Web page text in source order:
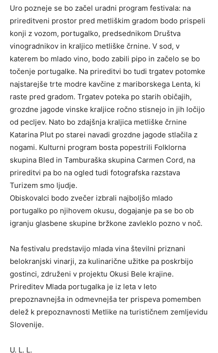
Uro pozneje se bo začel uradni program festivala: na
prireditveni prostor pred metliškim gradom bodo prispeli
konji z vozom, portugalko, predsednikom Društva
vinogradnikov in kraljico metliške črnine. V sod, v
katerem bo mlado vino, bodo zabili pipo in začelo se bo
točenje portugalke. Na prireditvi bo tudi trgatev potomke
najstarejše trte modre kavčine z mariborskega Lenta, ki
raste pred gradom. Trgatev poteka po starih običajih,
grozdne jagode vinske kraljice ročno stisnejo in jih ločijo
od pecljev. Nato bo zdajšnja kraljica metliške črnine
Katarina Plut po starei navadi grozdne jagode stlačila z
nogami. Kulturni program bosta popestrili Folklorna
skupina Bled in Tamburaška skupina Carmen Cord, na
prireditvi pa bo na ogled tudi fotografska razstava
Turizem smo ljudje.
Obiskovalci bodo zvečer izbrali najboljšo mlado
portugalko po njihovem okusu, dogajanje pa se bo ob
igranju glasbene skupine bržkone zavleklo pozno v noč.
Na festivalu predstavijo mlada vina številni priznani
belokranjski vinarji, za kulinarične užitke pa poskrbijo
gostinci, združeni v projektu Okusi Bele krajine.
Prireditev Mlada portugalka je iz leta v leto
prepoznavnejša in odmevnejša ter prispeva pomemben
delež k prepoznavnosti Metlike na turističnem zemljevidu
Slovenije.
U. L. L.